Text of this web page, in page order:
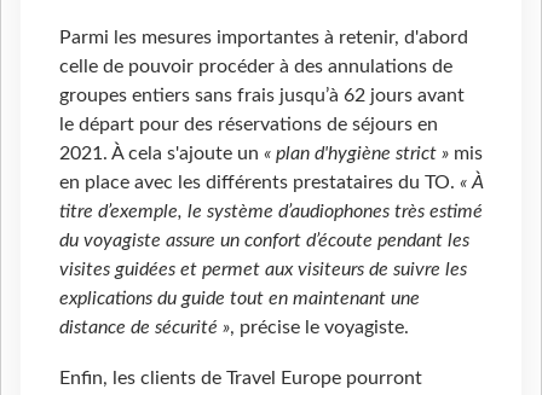
Parmi les mesures importantes à retenir, d'abord
celle de pouvoir procéder à des annulations de
groupes entiers sans frais jusqu’à 62 jours avant
le départ pour des réservations de séjours en
2021. À cela s'ajoute un « plan d'hygiène strict » mis
en place avec les différents prestataires du TO. « À
titre d’exemple, le système d’audiophones très estimé
du voyagiste assure un confort d’écoute pendant les
visites guidées et permet aux visiteurs de suivre les
explications du guide tout en maintenant une
distance de sécurité », précise le voyagiste.
Enfin, les clients de Travel Europe pourront